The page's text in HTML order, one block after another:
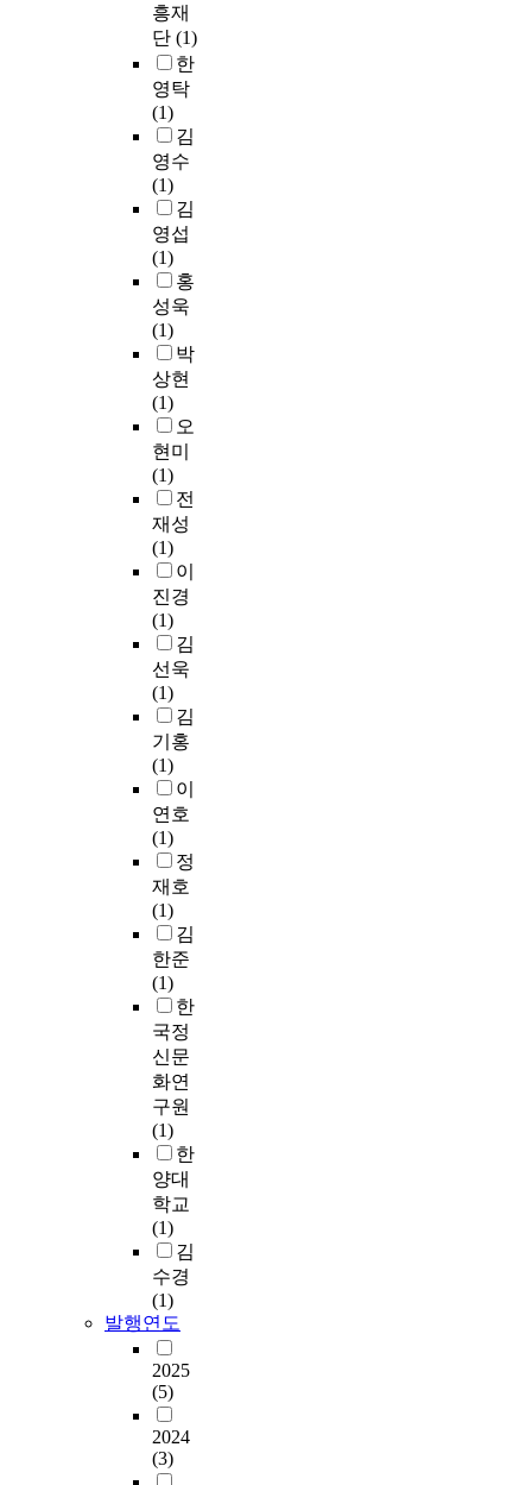
흥재
단 (1)
한
영탁
(1)
김
영수
(1)
김
영섭
(1)
홍
성욱
(1)
박
상현
(1)
오
현미
(1)
전
재성
(1)
이
진경
(1)
김
선욱
(1)
김
기홍
(1)
이
연호
(1)
정
재호
(1)
김
한준
(1)
한
국정
신문
화연
구원
(1)
한
양대
학교
(1)
김
수경
(1)
발행연도
2025
(5)
2024
(3)